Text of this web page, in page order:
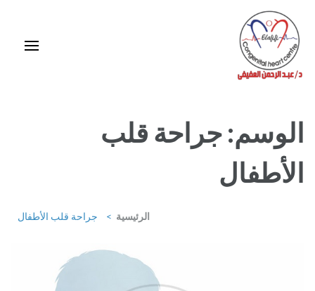
المحتوى
(اضغط
Enter)
الوسم:جراحة قلب
الأطفال
الرئيسية > جراحة قلب الأطفال